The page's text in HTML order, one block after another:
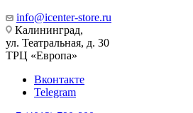
info@icenter-store.ru
Калининград,
ул. Театральная, д. 30
ТРЦ «Европа»
Вконтакте
Telegram